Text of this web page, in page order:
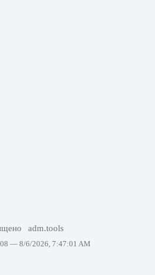
adm.tools
— 8/6/2026, 7:47:01 AM